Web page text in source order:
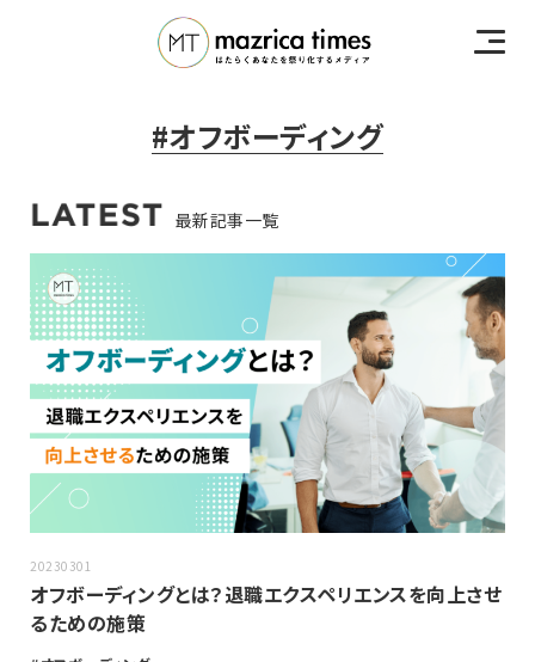
#オフボーディング
最新記事一覧
20230301
オフボーディングとは？退職エクスペリエンスを向上させ
るための施策